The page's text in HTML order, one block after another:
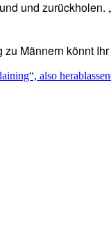
und
zu Männern könnt
also